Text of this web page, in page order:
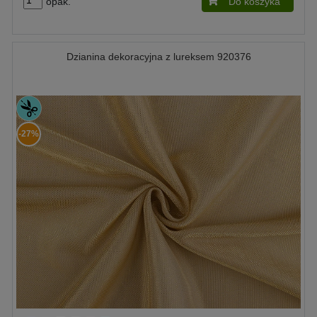
Dzianina dekoracyjna z lureksem 920376
-27%